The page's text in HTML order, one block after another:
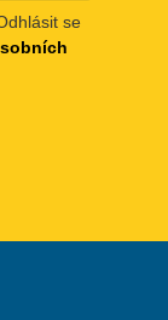
se